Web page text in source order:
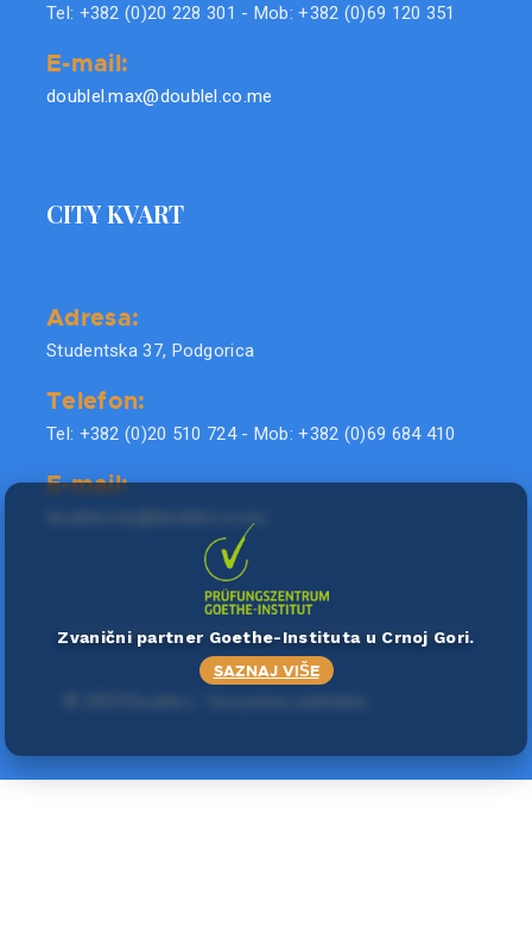
Tel: +382 (0)20 228 301 - Mob: +382 (0)69 120 351
E-mail:
doublel.max@doublel.co.me
CITY KVART
Adresa:
Studentska 37, Podgorica
Telefon:
Tel: +382 (0)20 510 724 - Mob: +382 (0)69 684 410
E-mail:
Zvanični partner Goethe-Instituta u Crnoj Gori.
SAZNAJ VIŠE